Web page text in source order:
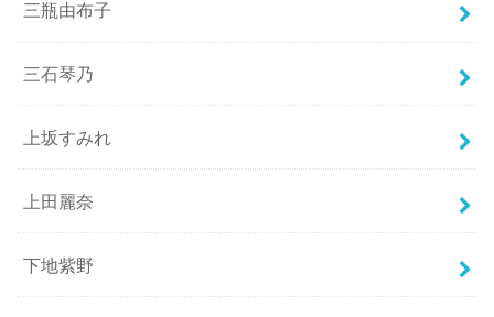
三瓶由布子
三石琴乃
上坂すみれ
上田麗奈
下地紫野